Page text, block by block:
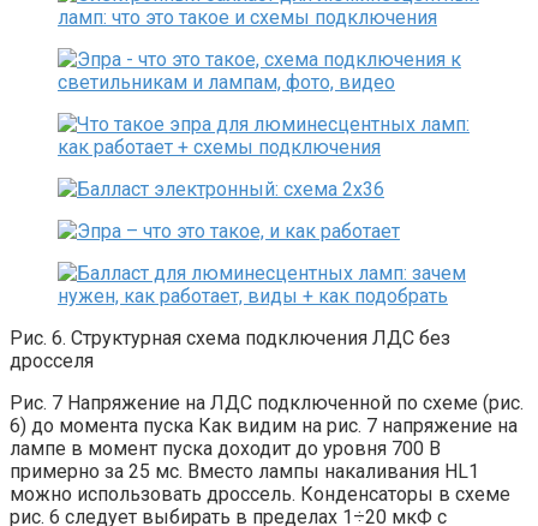
Рис. 6. Структурная схема подключения ЛДС без
дросселя
Рис. 7 Напряжение на ЛДС подключенной по схеме (рис.
6) до момента пуска Как видим на рис. 7 напряжение на
лампе в момент пуска доходит до уровня 700 В
примерно за 25 мс. Вместо лампы накаливания HL1
можно использовать дроссель. Конденсаторы в схеме
рис. 6 следует выбирать в пределах 1÷20 мкФ с